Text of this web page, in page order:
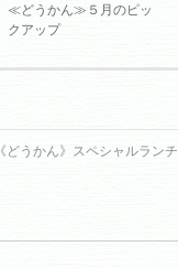
≪どうかん≫５月のピッ
クアップ
《どうかん》スペシャルランチ